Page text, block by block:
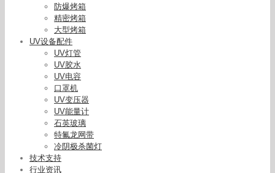
防爆烤箱
精密烤箱
大型烤箱
UV设备配件
UV灯管
UV胶水
UV电容
口罩机
UV变压器
UV能量计
石英玻璃
特氟龙网带
冷阴极杀菌灯
技术支持
行业资讯
供应UV灯管启动电源uv变压器各种铜线变压器紫